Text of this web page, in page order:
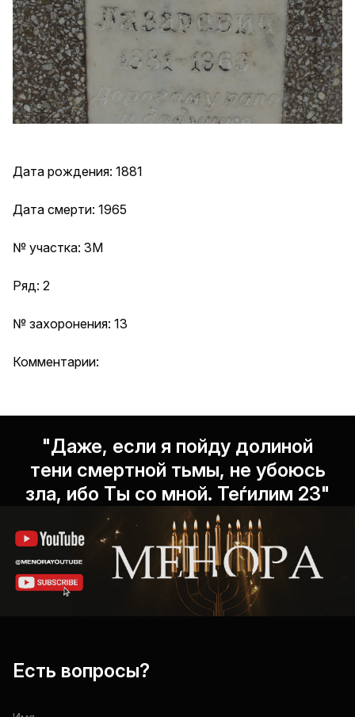
Дата рождения: 1881
Дата смерти: 1965
№ участка: 3М
Ряд: 2
№ захоронения: 13
Комментарии:
"Даже, если я пойду долиной
тени смертной тьмы, не убоюсь
зла, ибо Ты со мной. Теѓилим 23"
Есть вопросы?